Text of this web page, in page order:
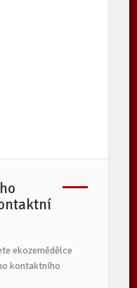
ekozemědělce
kontaktního